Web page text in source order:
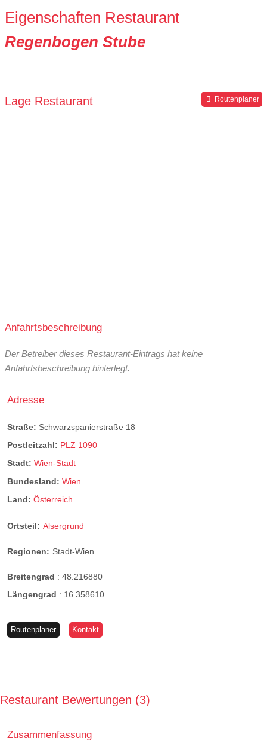
Eigenschaften Restaurant
Regenbogen Stube
Lage Restaurant Routenplaner
Anfahrtsbeschreibung
Der Betreiber dieses Restaurant-Eintrags hat keine
Anfahrtsbeschreibung hinterlegt.
Adresse
Straße: Schwarzspanierstraße 18
Postleitzahl: PLZ 1090
Stadt: Wien-Stadt
Bundesland: Wien
Land: Österreich
Ortsteil: Alsergrund
Regionen: Stadt-Wien
Breitengrad : 48.216880
Längengrad : 16.358610
Routenplaner Kontakt
Restaurant Bewertungen 3
Zusammenfassung